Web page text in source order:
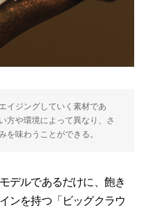
イジングしていく素材であ
方や環境によって異なり、さ
を味わうことができる。
デルであるだけに、飽き
ンを持つ「ビッグクラウ